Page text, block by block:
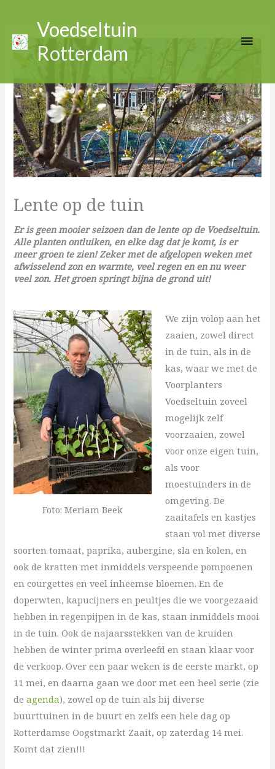
Voedseltuin
Rotterdam
Lente op de tuin
Er is geen mooier seizoen dan de lente op de Voedseltuin.
Alle planten ontluiken, en elke dag dat je komt, is er
meer groen te zien! Zeker met de afgelopen weken met
afwisselend zon en warmte, veel regen en en nu weer
veel zon. Het groen springt bijna de grond uit!
Foto: Meriam Beek
We zijn volop aan het
zaaien, zowel direct
in de tuin, als in de
kas, waar we met de
Voorplanters
Voedseltuin zoveel
mogelijk zelf
voorzaaien, zowel
voor onze eigen tuin,
als voor
moestuinders in de
omgeving. De
zaaitafels en kastjes
staan vol met diverse
soorten tomaat, paprika, aubergine, sla en kolen, en
ook de kratten met inmiddels verspeende pompoenen
en courgettes en veel inheemse bloemen. En de
doperwten, kapucijners en peultjes die we voorgezaaid
hebben in regenpijpen in de kas, staan inmiddels mooi
in de tuin. Ook de najaarsstekken van de kruiden
hebben de winter prima overleefd en staan klaar voor
de verkoop. Over een paar weken is de eerste markt, op
11 mei, en daarna gaan we door met een heel serie (zie
deagenda), zowel op de tuin als bij diverse
buurttuinen in de buurt en zelfs een hele dag op
Rotterdamse Oogstmarkt Zaait, op zaterdag 14 mei.
Komt dat zien!!!